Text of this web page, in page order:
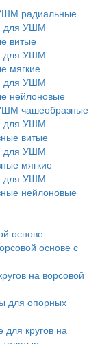
радиальные
для УШМ
витые
для УШМ
мягкие
для УШМ
нейлоновые
чашеобразные
для УШМ
витые
для УШМ
мягкие
для УШМ
нейлоновые
основе
основе с
на ворсовой
для опорных
кругов на